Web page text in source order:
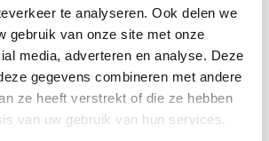
te analyseren. Ook delen we
gebruik van onze site met onze
media, adverteren en analyse. Deze
gegevens combineren met andere
ze heeft verstrekt of die ze hebben
van uw gebruik van hun services.